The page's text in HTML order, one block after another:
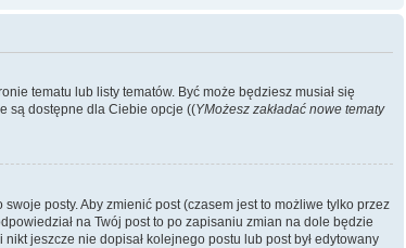
tematu lub listy tematów. Być może będziesz musiał się
są dostępne dla Ciebie opcje ((YMożesz zakładać nowe tematy
posty. Aby zmienić post (czasem jest to możliwe tylko przez
na Twój post to po zapisaniu zmian na dole będzie
jeszcze nie dopisał kolejnego postu lub post był edytowany